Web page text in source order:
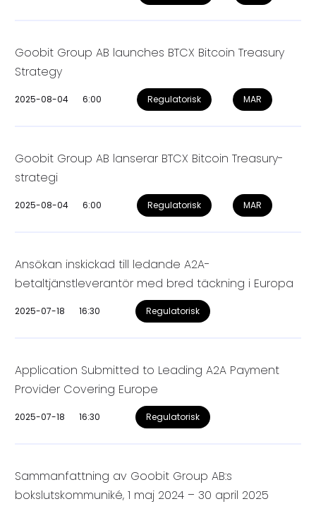
Goobit Group AB launches BTCX Bitcoin Treasury
Strategy
2025-08-04 6:00 Regulatorisk MAR
Goobit Group AB lanserar BTCX Bitcoin Treasury-
strategi
2025-08-04 6:00 Regulatorisk MAR
Ansökan inskickad till ledande A2A-
betaltjänstleverantör med bred täckning i Europa
2025-07-18 16:30 Regulatorisk
Application Submitted to Leading A2A Payment
Provider Covering Europe
2025-07-18 16:30 Regulatorisk
Sammanfattning av Goobit Group AB:s
bokslutskommuniké, 1 maj 2024 – 30 april 2025